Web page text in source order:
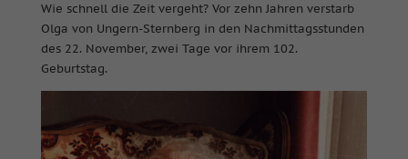
Wie schnell die Zeit vergeht? Vor zehn Jahren verstarb
Olga von Ungern-Sternberg in den Nachmittagsstunden
des 22. November, zwei Tage vor ihrem 102.
Geburtstag.